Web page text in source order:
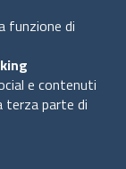
di Messina
funzione di
e contenuti
terza parte di